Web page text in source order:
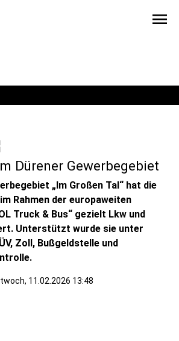
menu
Dürener Gewerbegebiet
„Im Großen Tal“ hat die
Rahmen der europaweiten
Truck & Bus“ gezielt Lkw und
Unterstützt wurde sie unter
Zoll, Bußgeldstelle und
11.02.2026 13:48